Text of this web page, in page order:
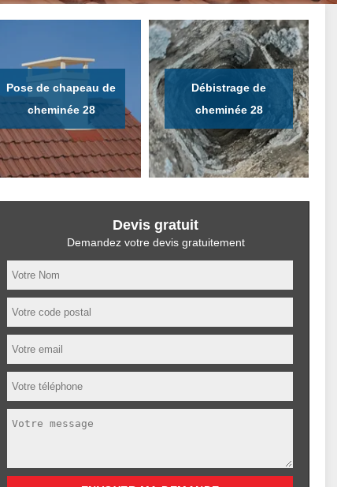
Pose de chapeau de
cheminée 28
Débistrage de
cheminée 28
Devis gratuit
Demandez votre devis gratuitement